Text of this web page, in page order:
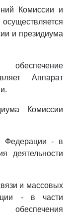
Комиссии и
и президиума
обеспечение
Аппарат
Комиссии
Федерации - в
деятельности
и массовых
- в части
обеспечения